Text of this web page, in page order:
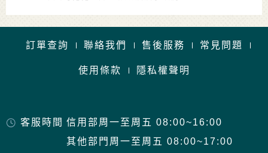
訂單查詢 聯絡我們 售後服務 常見問題
使用條款 隱私權聲明
客服時間 信用部周一至周五 08:00~16:00
其他部門周一至周五 08:00~17:00